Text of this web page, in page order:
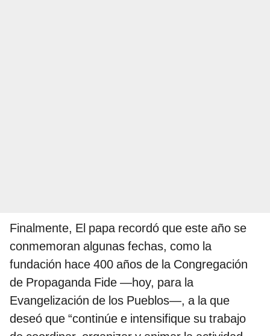
Finalmente, El papa recordó que este año se
conmemoran algunas fechas, como la
fundación hace 400 años de la Congregación
de Propaganda Fide —hoy, para la
Evangelización de los Pueblos—, a la que
deseó que “continúe e intensifique su trabajo